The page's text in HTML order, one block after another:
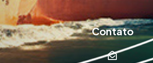
Contato